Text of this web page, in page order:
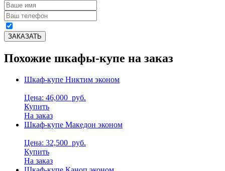
Похожие шкафы-купе на заказ
Шкаф-купе Никтим эконом
Цена: 46,000 руб.
Купить
На заказ
Шкаф-купе Македон эконом
Цена: 32,500 руб.
Купить
На заказ